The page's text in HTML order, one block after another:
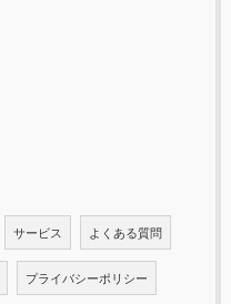
サービス よくある質問
プライバシーポリシー